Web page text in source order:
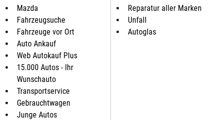
Mazda
Fahrzeugsuche
Fahrzeuge vor Ort
Auto Ankauf
Web Autokauf Plus
15.000 Autos - Ihr
Wunschauto
Transportservice
Gebrauchtwagen
Junge Autos
Reparatur aller Marken
Unfall
Autoglas